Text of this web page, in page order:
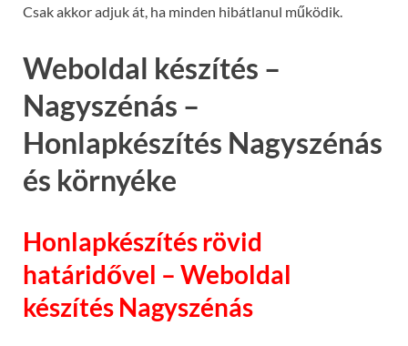
Csak akkor adjuk át, ha minden hibátlanul működik.
Weboldal készítés –
Nagyszénás –
Honlapkészítés Nagyszénás
és környéke
Honlapkészítés rövid
határidővel – Weboldal
készítés Nagyszénás